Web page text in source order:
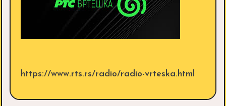
https://www.rts.rs/radio/radio-vrteska.html